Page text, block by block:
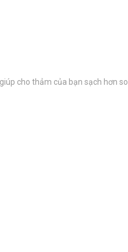
cho thảm của bạn sạch hơn so